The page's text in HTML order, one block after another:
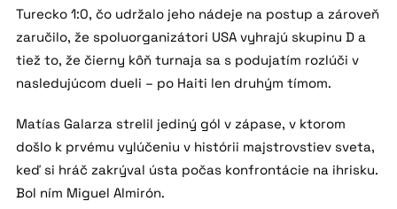
Turecko 1:0, čo udržalo jeho nádeje na postup a zároveň
zaručilo, že spoluorganizátori USA vyhrajú skupinu D a
tiež to, že čierny kôň turnaja sa s podujatím rozlúči v
nasledujúcom dueli – po Haiti len druhým tímom.
Matías Galarza strelil jediný gól v zápase, v ktorom
došlo k prvému vylúčeniu v histórii majstrovstiev sveta,
keď si hráč zakrýval ústa počas konfrontácie na ihrisku.
Bol ním Miguel Almirón.